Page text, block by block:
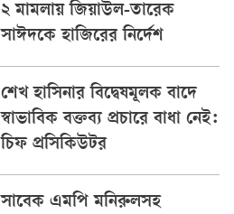
২ মামলায় জিয়াউল-তারেক
সাঈদকে হাজিরের নির্দেশ
শেখ হাসিনার বিদ্বেষমূলক বাদে
স্বাভাবিক বক্তব্য প্রচারে বাধা নেই:
চিফ প্রসিকিউটর
সাবেক এমপি মনিরুলসহ